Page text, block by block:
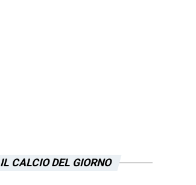
IL CALCIO DEL GIORNO